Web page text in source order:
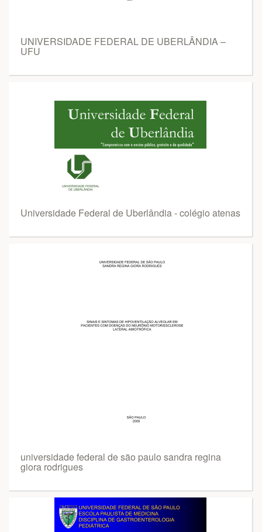
UNIVERSIDADE FEDERAL DE UBERLÂNDIA –
UFU
Universidade Federal de Uberlândia - colégio atenas
universidade federal de são paulo sandra regina
giora rodrigues